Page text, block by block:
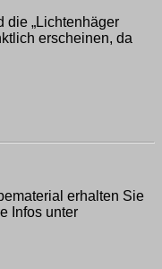
die „Lichtenhäger
erscheinen, da
erhalten Sie
Infos unter